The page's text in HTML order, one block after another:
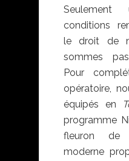
conditions
le droit de
sommes
Pour
opératoire,
équipés en
programme
fleuron de
moderne